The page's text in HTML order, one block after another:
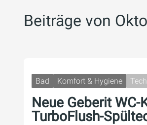
Beiträge von
Bad Komfort & Hygiene
Neue Geberit
TurboFlush-